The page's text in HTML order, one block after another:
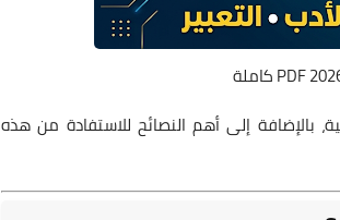
إلى أهم النصائح للاستفادة من هذه